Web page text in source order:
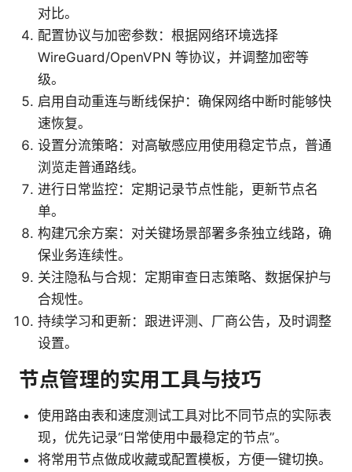
对比。
配置协议与加密参数：根据网络环境选择
WireGuard/OpenVPN 等协议，并调整加密等
级。
启用自动重连与断线保护：确保网络中断时能够快
速恢复。
设置分流策略：对高敏感应用使用稳定节点，普通
浏览走普通路线。
进行日常监控：定期记录节点性能，更新节点名
单。
构建冗余方案：对关键场景部署多条独立线路，确
保业务连续性。
关注隐私与合规：定期审查日志策略、数据保护与
合规性。
持续学习和更新：跟进评测、厂商公告，及时调整
设置。
节点管理的实用工具与技巧
使用路由表和速度测试工具对比不同节点的实际表
现，优先记录“日常使用中最稳定的节点”。
将常用节点做成收藏或配置模板，方便一键切换。